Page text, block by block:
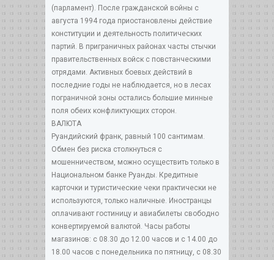
(парламент). После гражданской войны с
августа 1994 года приостановлены действие
конституции и деятельность политических
партий. В приграничных районах часты стычки
правительственных войск с повстанческими
отрядами. Активных боевых действий в
последние годы не наблюдается, но в лесах
пограничной зоны остались большие минные
поля обеих конфликтующих сторон.
ВАЛЮТА
Руандийский франк, равный 100 сантимам.
Обмен без риска столкнуться с
мошенничеством, можно осуществить только в
Национальном банке Руанды. Кредитные
карточки и туристические чеки практически не
используются, только наличные. Иностранцы
оплачивают гостиницу и авиабилеты свободно
конвертируемой валютой. Часы работы
магазинов: с 08.30 до 12.00 часов и с 14.00 до
18.00 часов с понедельника по пятницу, с 08.30